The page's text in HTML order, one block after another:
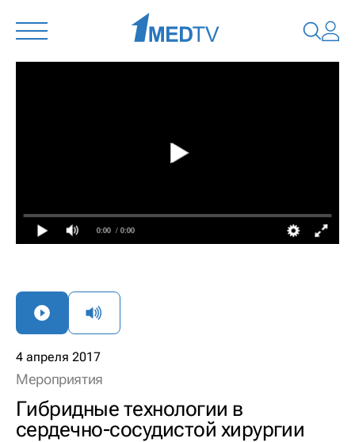
0:00 / 0:00
4 апреля 2017
Мероприятия
Гибридные технологии в
сердечно-сосудистой хирургии